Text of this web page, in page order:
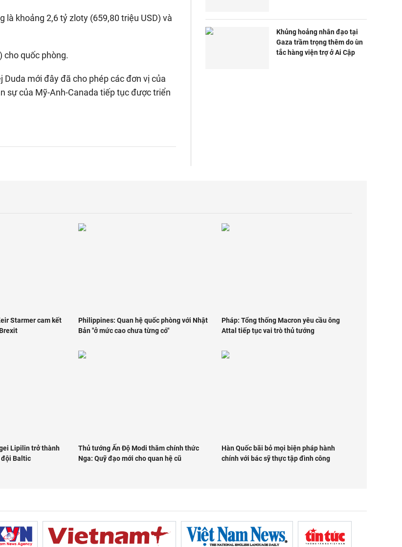
là khoảng 2,6 tỷ zloty (659,80 triệu USD) và
cho quốc phòng.
mới đây đã cho phép các đơn vị của
sự của Mỹ-Anh-Canada tiếp tục được triển
Khủng hoảng nhân đạo tại
Gaza trầm trọng thêm do ùn
tắc hàng viện trợ ở Ai Cập
Starmer cam kết
Philippines: Quan hệ quốc phòng với Nhật
Bản "ở mức cao chưa từng có"
Pháp: Tổng thống Macron yêu cầu ông
Attal tiếp tục vai trò thủ tướng
Lipilin trở thành
đội Baltic
Thủ tướng Ấn Độ Modi thăm chính thức
Nga: Quỹ đạo mới cho quan hệ cũ
Hàn Quốc bãi bỏ mọi biện pháp hành
chính với bác sỹ thực tập đình công